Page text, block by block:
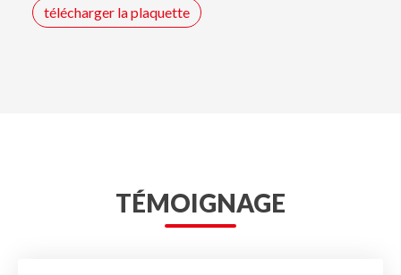
télécharger la plaquette
TÉMOIGNAGE